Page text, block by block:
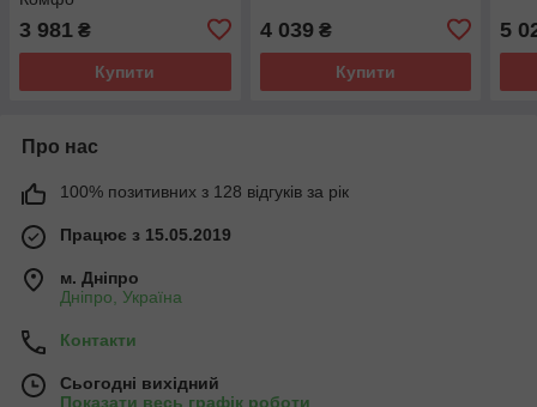
3 981 ₴
Купити
4 039₴
Купити
5
Про нас
100% позитивних з 128 відгуків за рік
Працює з 15.05.2019
м. Дніпро
Дніпро, Україна
Контакти
Сьогодні вихідний
Показати весь графік роботи